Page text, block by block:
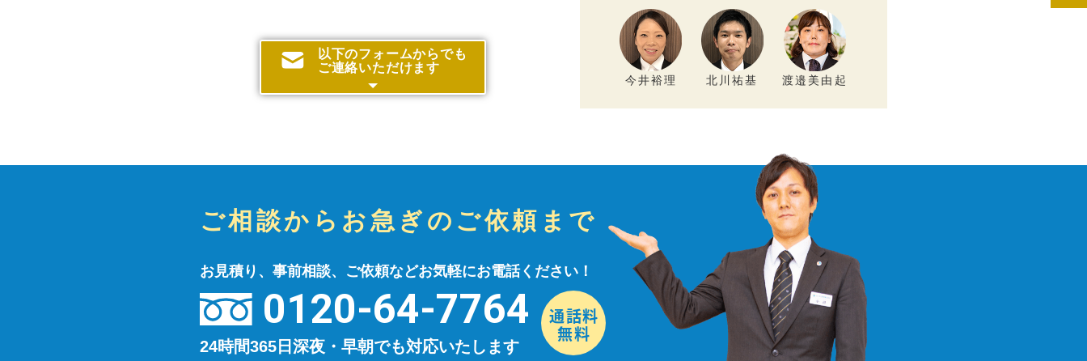
今井裕理 北川祐基 渡邉美由起
以下のフォームからでも
ご連絡いただけます
ご相談からお急ぎのご依頼まで
お見積り、事前相談、ご依頼などお気軽にお電話ください！
0120-64-7764
24時間365日深夜・早朝でも対応いたします